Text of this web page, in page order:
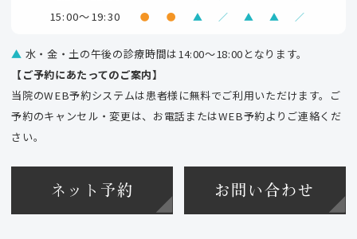
15:00～19:30 ● ● ▲ ／ ▲ ▲ ／
▲ 水・金・土の午後の診療時間は14:00～18:00となります。
【ご予約にあたってのご案内】
当院のWEB予約システムは患者様に無料でご利用いただけます。ご
予約のキャンセル・変更は、お電話またはWEB予約よりご連絡くだ
さい。
ネット予約 お問い合わせ